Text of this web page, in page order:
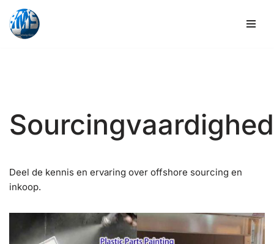
Overslaan
Deel de kennis en ervaring over offshore sourcing en
inkoop.